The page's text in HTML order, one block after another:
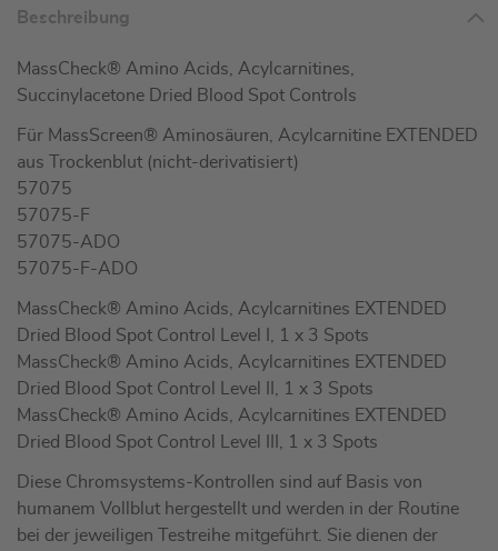
Beschreibung
MassCheck® Amino Acids, Acylcarnitines,
Succinylacetone Dried Blood Spot Controls
Für MassScreen® Aminosäuren, Acylcarnitine EXTENDED
aus Trockenblut (nicht-derivatisiert)
57075
57075-F
57075-ADO
57075-F-ADO
MassCheck® Amino Acids, Acylcarnitines EXTENDED
Dried Blood Spot Control Level I, 1 x 3 Spots
MassCheck® Amino Acids, Acylcarnitines EXTENDED
Dried Blood Spot Control Level II, 1 x 3 Spots
MassCheck® Amino Acids, Acylcarnitines EXTENDED
Dried Blood Spot Control Level III, 1 x 3 Spots
Diese Chromsystems-Kontrollen sind auf Basis von
humanem Vollblut hergestellt und werden in der Routine
bei der jeweiligen Testreihe mitgeführt. Sie dienen der